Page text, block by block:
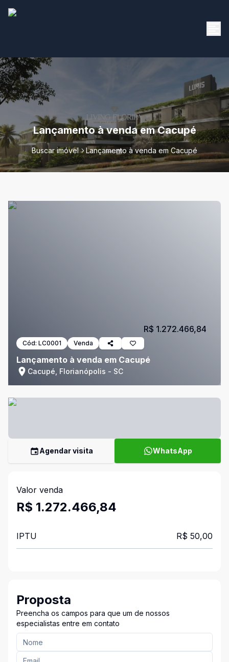
Lançamento à venda em Cacupé
Buscar imóvel Lançamento à venda em Cacupé
Cód: LC0001 Venda
Lançamento à venda em Cacupé
Cacupé, Florianópolis - SC
R$ 1.272.466,84
Agendar visita WhatsApp
Valor venda
R$ 1.272.466,84
IPTU R$ 50,00
Proposta
Preencha os campos para que um de nossos
especialistas entre em contato